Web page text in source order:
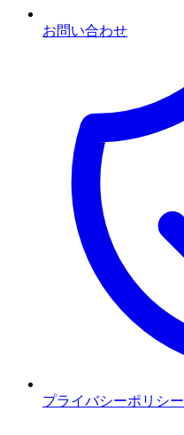
お問い合わせ
プライバシーポリシー